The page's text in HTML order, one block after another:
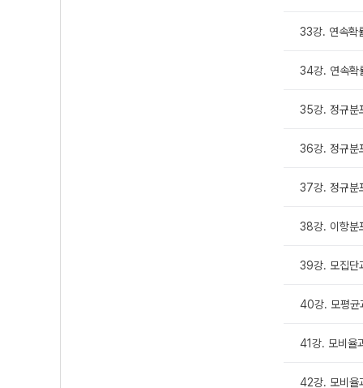
33강. 연속확
34강. 연속확
35강. 정규분
36강. 정규분
37강. 정규분
38강. 이항분
39강. 모집단
40강. 모평균
41강. 모비율
42강. 모비율